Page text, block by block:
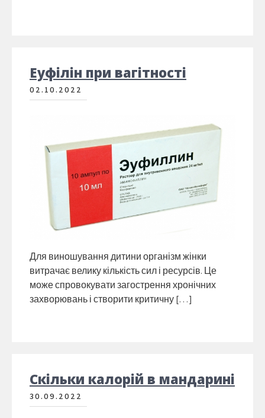
Еуфілін при вагітності
02.10.2022
Для виношування дитини організм жінки
витрачає велику кількість сил і ресурсів. Це
може спровокувати загострення хронічних
захворювань і створити критичну […]
Скільки калорій в мандарині
30.09.2022